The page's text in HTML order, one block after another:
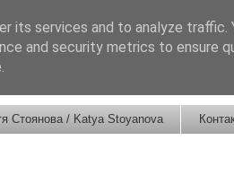
Стоянова / Katya Stoyanova
its services and to analyze traffic.
and security metrics to ensure